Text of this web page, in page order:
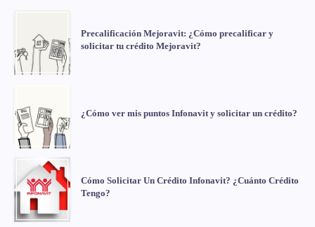
Precalificación Mejoravit: ¿Cómo precalificar y
solicitar tu crédito Mejoravit?
¿Cómo ver mis puntos Infonavit y solicitar un crédito?
Cómo Solicitar Un Crédito Infonavit? ¿Cuánto Crédito
Tengo?